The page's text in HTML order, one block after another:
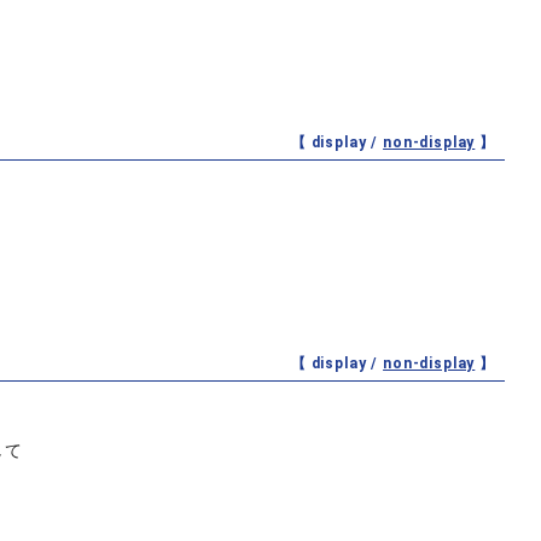
【 display / non-display 】
【 display / non-display 】